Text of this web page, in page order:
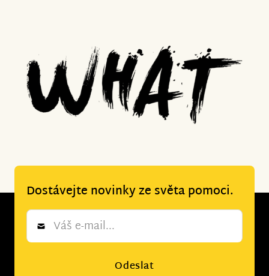
Dostávejte novinky ze světa pomoci.
Newsletter
Odeslat